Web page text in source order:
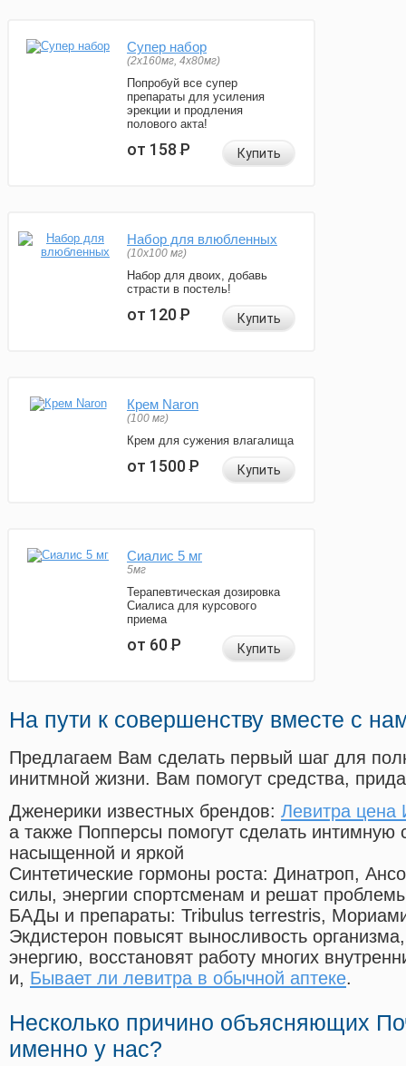
Супер набор
(2х160мг, 4х80мг)
Попробуй все супер
препараты для усиления
эрекции и продления
полового акта!
от 158Р Купить
Набор для влюбленных
(10х100 мг)
Набор для двоих, добавь
страсти в постель!
от 120Р Купить
Крем Naron
(100 мг)
Крем для сужения влагалища
от 1500Р Купить
Сиалис 5 мг
5мг
Терапевтическая дозировка
Сиалиса для курсового
приема
от 60Р Купить
На пути к совершенству вместе с
Предлагаем Вам сделать первый шаг для
инитмной жизни. Вам помогут средства,
Дженерики известных брендов: Левитра цена
а также Попперсы помогут сделать
насыщенной и яркой
Синтетические гормоны роста: Динатроп,
силы, энергии спортсменам и решат
БАДы и препараты: Tribulus terrestris,
Экдистерон повысят выносливость
энергию, восстановят работу многих
и, Бывает ли левитра в обычной аптеке.
Несколько причино объясняющих
именно у нас?